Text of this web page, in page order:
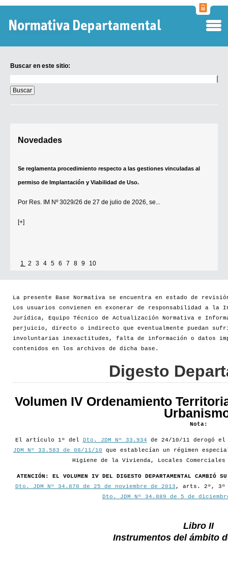
Buscar en este sitio:
en
este
sitio:
Novedades
Se reglamenta procedimiento respecto a las gestiones vinculadas al
permiso de Implantación y Viabilidad de Uso.
Por Res. IM Nº 3029/26 de 27 de julio de 2026, se...
[+]
1 2 3 4 5 6 7 8 9 10
La presente Base Normativa se encuentra en estado de
Los usuarios convienen en exonerar de responsabilidad a la
Jurídica, Equipo Técnico de Actualización Normativa e
perjuicio, directo o indirecto que eventualmente puedan
involuntarias inexactitudes, falta de información o datos
contenidos en los archivos de dicha base.
Digesto
Volumen IV Ordenamiento
Nota:
El artículo 1º del Dto. JDM Nº 33.934 de 24/10/11 derogó
JDM Nº 33.583 de 08/11/10 que establecían un régimen
Higiene de la Vivienda, Locales
ATENCIÓN: EL VOLUMEN IV DEL DIGESTO DEPARTAMENTAL CAMBIÓ
Dto. JDM Nº 34.870 de 25 de noviembre de 2013 , arts. 2º, 3º
Dto. JDM Nº 34.889 de 5 de
Libro II
Instrumentos del ámbito